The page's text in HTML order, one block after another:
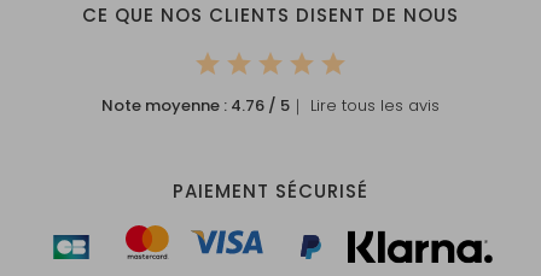
CE QUE NOS CLIENTS DISENT DE NOUS
Note moyenne : 4.76 / 5 ｜ Lire tous les avis
PAIEMENT SÉCURISÉ